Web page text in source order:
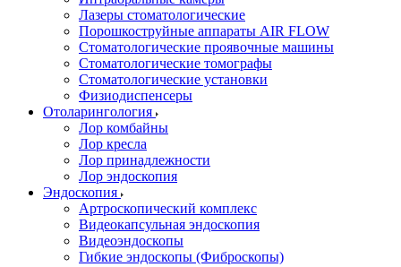
Лазеры стоматологические
Порошкоструйные аппараты AIR FLOW
Стоматологические проявочные машины
Стоматологические томографы
Стоматологические установки
Физиодиспенсеры
Отоларингология
Лор комбайны
Лор кресла
Лор принадлежности
Лор эндоскопия
Эндоскопия
Артроскопический комплекс
Видеокапсульная эндоскопия
Видеоэндоскопы
Гибкие эндоскопы (Фиброcкопы)